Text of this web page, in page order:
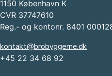
1150 København K
CVR 37747610
Reg.- og kontonr. 8401
kontakt@brobyggerne.dk
+45 22 34 68 92